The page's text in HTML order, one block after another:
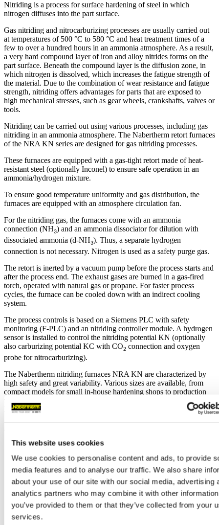
This website uses cookies
We use cookies to personalise content and ads, to provide
media features and to analyse our traffic. We also share
about your use of our site with our social media, advertising
analytics partners who may combine it with other
you’ve provided to them or that they’ve collected from your
services.
Nitriding is a process for surface hardening of steel in which
nitrogen diffuses into the part surface.
Gas nitriding and nitrocarburizing processes are usually carried out
at temperatures of 500 °C to 580 °C and heat treatment times of a
few to over a hundred hours in an ammonia atmosphere. As a result,
a very hard compound layer of iron and alloy nitrides forms on the
part surface. Beneath the compound layer is the diffusion zone, in
which nitrogen is dissolved, which increases the fatigue strength of
the material. Due to the combination of wear resistance and fatigue
strength, nitriding offers advantages for parts that are exposed to
high mechanical stresses, such as gear wheels, crankshafts, valves or
tools.
Nitriding can be carried out using various processes, including gas
nitriding in an ammonia atmosphere. The Nabertherm retort furnaces
of the NRA KN series are designed for gas nitriding processes.
These furnaces are equipped with a gas-tight retort made of heat-
resistant steel (optionally Inconel) to ensure safe operation in an
ammonia/hydrogen mixture.
To ensure good temperature uniformity and gas distribution, the
furnaces are equipped with an atmosphere circulation fan.
For the nitriding gas, the furnaces come with an ammonia
connection (NH3) and an ammonia dissociator for dilution with
dissociated ammonia (d-NH3). Thus, a separate hydrogen
connection is not necessary. Nitrogen is used as a safety purge gas.
The retort is inerted by a vacuum pump before the process starts and
after the process end. The exhaust gases are burned in a gas-fired
torch, operated with natural gas or propane. For faster process
cycles, the furnace can be cooled down with an indirect cooling
system.
The process controls is based on a Siemens PLC with safety
monitoring (F-PLC) and an nitriding controller module. A hydrogen
sensor is installed to control the nitriding potential KN (optionally
also carburizing potential KC with CO2 connection and oxygen
probe for nitrocarburizing).
The Nabertherm nitriding furnaces NRA KN are characterized by
high safety and great variability. Various sizes are available, from
compact models for small in-house hardening shops to production
furnaces. As an alternative to the NRA KN chamber retort furnaces,
Nabertherm also offers pit-type retort furnaces series
KN.
Model1 Tmax2
Work space
dimensions in mm
Maximum
payload
Connected
load
w d h in kg in kW
NRA 20/07